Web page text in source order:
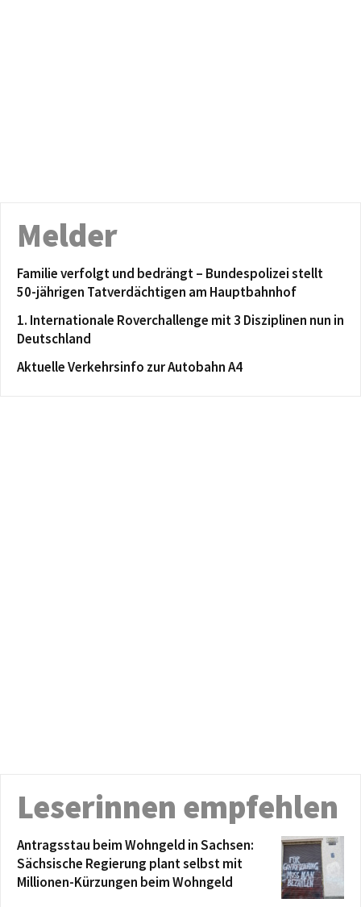
Melder
Familie verfolgt und bedrängt – Bundespolizei stellt
50-jährigen Tatverdächtigen am Hauptbahnhof
1. Internationale Roverchallenge mit 3 Disziplinen nun in
Deutschland
Aktuelle Verkehrsinfo zur Autobahn A4
Leserinnen empfehlen
Antragsstau beim Wohngeld in Sachsen:
Sächsische Regierung plant selbst mit
Millionen-Kürzungen beim Wohngeld